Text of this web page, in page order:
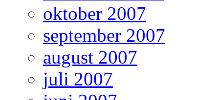
oktober 2007
september 2007
august 2007
juli 2007